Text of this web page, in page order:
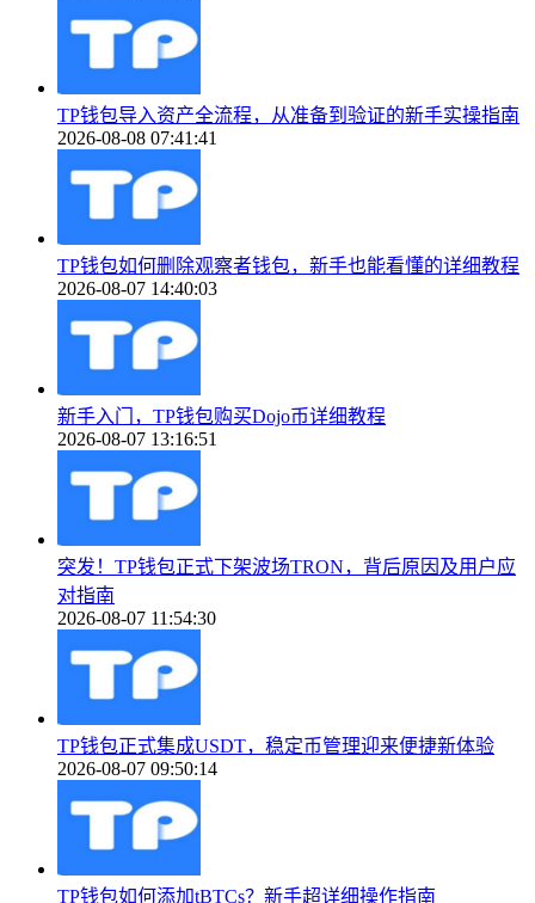
TP钱包导入资产全流程，从准备到验证的新手实操指南
2026-08-08 07:41:41
TP钱包如何删除观察者钱包，新手也能看懂的详细教程
2026-08-07 14:40:03
新手入门，TP钱包购买Dojo币详细教程
2026-08-07 13:16:51
突发！TP钱包正式下架波场TRON，背后原因及用户应
对指南
2026-08-07 11:54:30
TP钱包正式集成USDT，稳定币管理迎来便捷新体验
2026-08-07 09:50:14
TP钱包如何添加tBTCs？新手超详细操作指南